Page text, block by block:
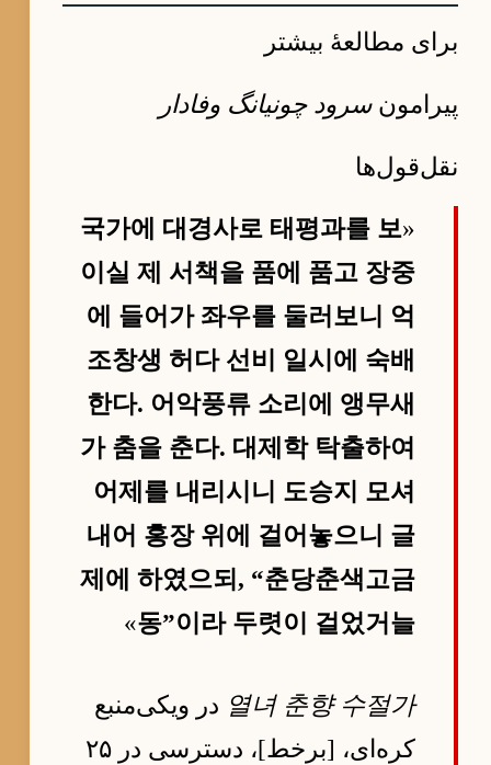
برای مطالعهٔ بیشتر
پیرامونسرود چونیانگ وفادار
نقل‌قول‌ها
«
국가에 대경사로 태평과를 보
이실 제 서책을 품에 품고 장중
에 들어가 좌우를 둘러보니 억
조창생 허다 선비 일시에 숙배
한다. 어악풍류 소리에 앵무새
가 춤을 춘다. 대제학 탁출하여
어제를 내리시니 도승지 모셔
내어 홍장 위에 걸어놓으니 글
제에 하였으되, “춘당춘색고금
동”이라 두렷이 걸었거늘
»
열녀 춘향 수절가 در ویکی‌منبع
کره‌ای، [برخط]، دسترسی در ۲۵